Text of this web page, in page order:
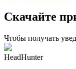
Скачайте
Чтобы получать
HeadHunter